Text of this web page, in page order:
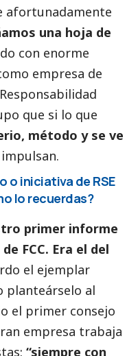
afortunadamente
una hoja de
con enorme
empresa de
que si lo que
método y se ve
o iniciativa de RSE
lo recuerdas?
primer informe
de FCC. Era el del
el ejemplar
planteárselo al
el primer consejo
empresa trabaja
“siempre con